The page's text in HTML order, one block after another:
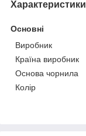
Характеристики
Основні
Виробник
Країна виробник
Основа чорнила
Колір